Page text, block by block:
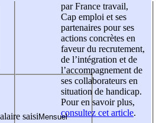
saisi
par France travail,
Cap emploi et ses
partenaires pour ses
actions concrètes en
faveur du recrutement,
de l’intégration et de
l’accompagnement de
ses collaborateurs en
situation de handicap.
Pour en savoir plus,
consultez cet article.